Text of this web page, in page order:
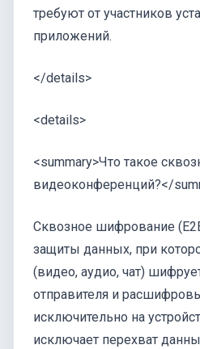
требуют от участников
приложений.
</details>
<details>
<summary>Что такое
видеоконференций?</
Сквозное шифрование
защиты данных, при
(видео, аудио, чат)
отправителя и
исключительно на
исключает перехват